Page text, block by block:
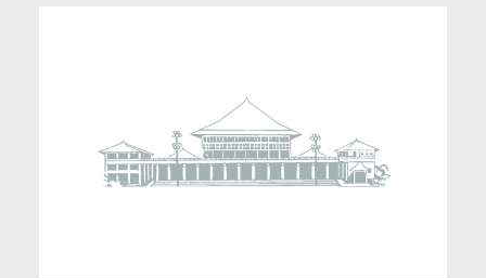
கௌரவ கபீர் ஹஷீம், பா.உ.
உறுப்பினர்